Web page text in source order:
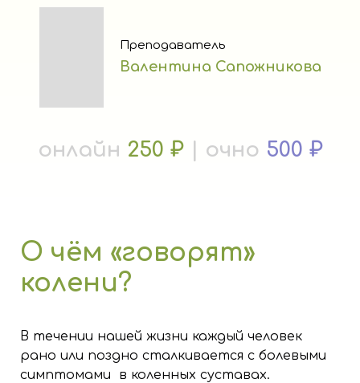
Преподаватель
Валентина Сапожникова
онлайн 250 ₽| очно 500 ₽
О чём «говорят»
колени?
В течении нашей жизни каждый человек
рано или поздно сталкивается с болевыми
симптомами в коленных суставах.